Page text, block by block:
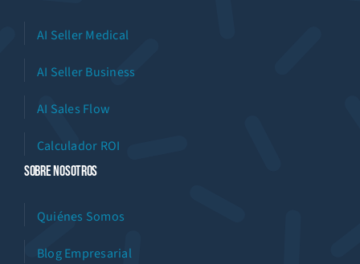
AI Seller Medical
AI Seller Business
AI Sales Flow
Calculador ROI
Sobre Nosotros
Quiénes Somos
Blog Empresarial